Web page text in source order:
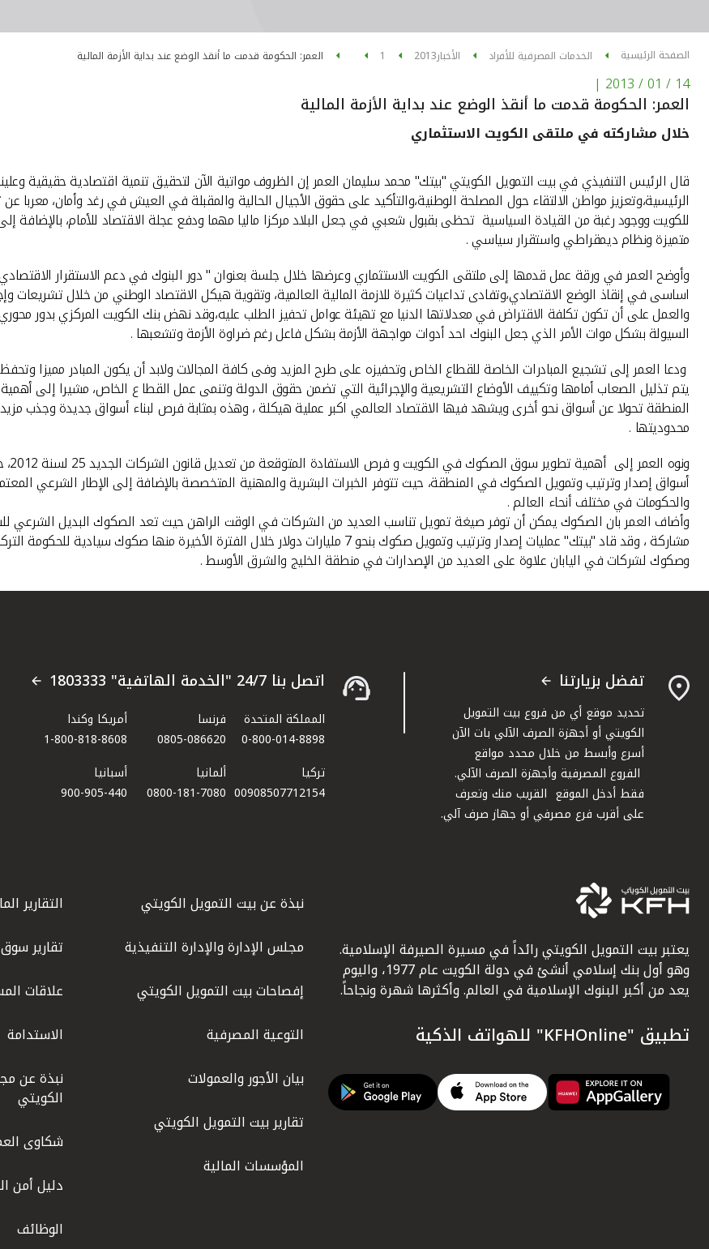
الصفحة الرئيسية الخدمات المصرفية للأفراد الأخبار2013
1 العمر: الحكومة قدمت ما أنقذ الوضع عند بداية الأزمة المالية
14 / 01 / 2013
|
العمر: الحكومة قدمت ما أنقذ الوضع عند بداية الأزمة المالية
خلال مشاركته في ملتقى الكويت الاستثماري
قال الرئيس التنفيذي في بيت التمويل الكويتي "بيتك" محمد سليمان العمر إن الظروف مواتية الآن لتحقيق تنمية اقتصادية حقيقية
الرئيسية،وتعزيز مواطن الالتقاء حول المصلحة الوطنية،والتأكيد على حقوق الأجيال الحالية والمقبلة في العيش في رغد وأمان، معربا
للكويت ووجود رغبة من القيادة السياسية تحظى بقبول شعبي في جعل البلاد مركزا ماليا مهما ودفع عجلة الاقتصاد للأمام،
متميزة ونظام ديمقراطي واستقرار سياسي .
وأوضح العمر في ورقة عمل قدمها إلى ملتقى الكويت الاستثماري وعرضها خلال جلسة بعنوان " دور البنوك في دعم الاستقرار
اساسى في إنقاذ الوضع الاقتصادي،وتفادى تداعيات كثيرة للازمة المالية العالمية، وتقوية هيكل الاقتصاد الوطني من خلال تشريعات
والعمل على أن تكون تكلفة الاقتراض في معدلاتها الدنيا مع تهيئة عوامل تحفيز الطلب عليه،وقد نهض بنك الكويت المركزي بدور
السيولة بشكل موات الأمر الذي جعل البنوك احد أدوات مواجهة الأزمة بشكل فاعل رغم ضراوة الأزمة وتشعبها .
ودعا العمر إلى تشجيع المبادرات الخاصة للقطاع الخاص وتحفيزه على طرح المزيد وفى كافة المجالات ولابد أن يكون المبادر مميزا
يتم تذليل الصعاب أمامها وتكييف الأوضاع التشريعية والإجرائية التي تضمن حقوق الدولة وتنمى عمل القطا ع الخاص، مشيرا إلى
المنطقة تحولا عن أسواق نحو أخرى ويشهد فيها الاقتصاد العالمي اكبر عملية هيكلة ، وهذه بمثابة فرص لبناء أسواق جديدة وجذب
محدوديتها .
أسواق إصدار وترتيب وتمويل الصكوك في المنطقة، حيث تتوفر الخبرات البشرية والمهنية المتخصصة بالإضافة إلى الإطار الشرعي
والحكومات في مختلف أنحاء العالم .
وأضاف العمر بان الصكوك يمكن أن توفر صيغة تمويل تناسب العديد من الشركات في الوقت الراهن حيث تعد الصكوك البديل
وصكوك لشركات في اليابان علاوة على العديد من الإصدارات في منطقة الخليج والشرق الأوسط .
تفضل بزيارتنا
تحديد موقع أي من فروع بيت التمويل
الكويتي أو أجهزة الصرف الآلي بات الآن
أسرع وأبسط من خلال محدد مواقع
الفروع المصرفية وأجهزة الصرف الآلي.
فقط أدخل الموقع القريب منك وتعرف
على أقرب فرع مصرفي أو جهاز صرف آلي.
اتصل بنا 24/7 "الخدمة الهاتفية" 1803333
المملكة المتحدة
0-800-014-8898
فرنسا
0805-086620
أمريكا وكندا
1-800-818-8608
تركيا
00908507712154​
ألمانيا
0800-181-7080
أسبانيا
900-905-440
يعتبر بيت التمويل الكويتي رائداً في مسيرة الصيرفة الإسلامية.
وهو أول بنك إسلامي أنشئ في دولة الكويت عام 1977، واليوم
يعد من أكبر البنوك الإسلامية في العالم. وأكثرها شهرة ونجاحاً.
تطبيق "KFHOnline" للهواتف الذكية
نبذة عن بيت التمويل الكويتي
مجلس الإدارة والإدارة التنفيذية
إفصاحات بيت التمويل الكويتي
التوعية المصرفية
بيان الأجور والعمولات
تقارير بيت التمويل الكويتي
المؤسسات المالية
التقارير
تقارير
علاقات
الاستدامة
نبذة عن
الكويتي
شكاوى
دليل أمن
الوظائف